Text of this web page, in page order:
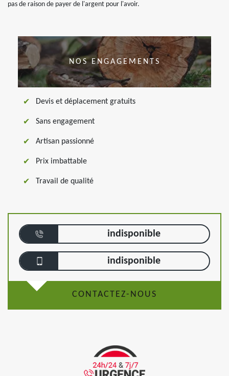
pas de raison de payer de l'argent pour l'avoir.
NOS ENGAGEMENTS
Devis et déplacement gratuits
Sans engagement
Artisan passionné
Prix imbattable
Travail de qualité
indisponible
indisponible
CONTACTEZ-NOUS